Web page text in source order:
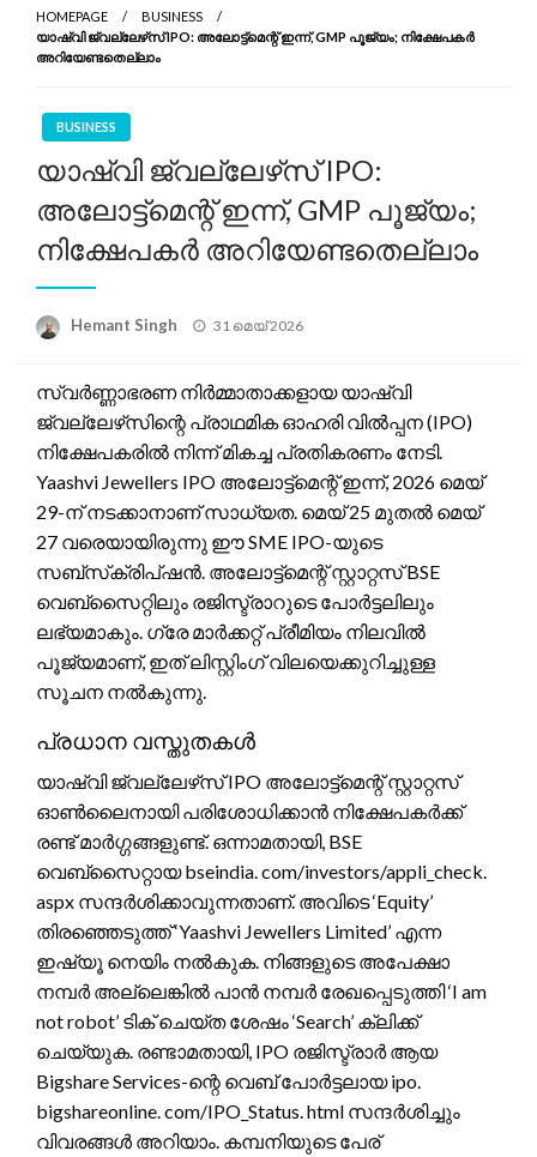
HOMEPAGE
BUSINESS
യാഷ്വി ജ്വല്ലേഴ്‌സ് IPO: അലോട്ട്‌മെന്റ് ഇന്ന്, GMP പൂജ്യം; നിക്ഷേപകർ
അറിയേണ്ടതെല്ലാം
BUSINESS
യാഷ്വി ജ്വല്ലേഴ്‌സ് IPO:
അലോട്ട്‌മെന്റ് ഇന്ന്, GMP പൂജ്യം;
നിക്ഷേപകർ അറിയേണ്ടതെല്ലാം
Hemant Singh
Posted
31 മെയ്‌ 2026
സ്വർണ്ണാഭരണ നിർമ്മാതാക്കളായ യാഷ്വി
ജ്വല്ലേഴ്‌സിന്റെ പ്രാഥമിക ഓഹരി വിൽപ്പന (IPO)
നിക്ഷേപകരിൽ നിന്ന് മികച്ച പ്രതികരണം നേടി.
Yaashvi Jewellers IPO അലോട്ട്‌മെന്റ് ഇന്ന്, 2026 മെയ്
29-ന് നടക്കാനാണ് സാധ്യത. മെയ് 25 മുതൽ മെയ്
27 വരെയായിരുന്നു ഈ SME IPO-യുടെ
സബ്‌സ്‌ക്രിപ്‌ഷൻ. അലോട്ട്‌മെന്റ് സ്റ്റാറ്റസ് BSE
വെബ്‌സൈറ്റിലും രജിസ്ട്രാറുടെ പോർട്ടലിലും
ലഭ്യമാകും. ഗ്രേ മാർക്കറ്റ് പ്രീമിയം നിലവിൽ
പൂജ്യമാണ്, ഇത് ലിസ്റ്റിംഗ് വിലയെക്കുറിച്ചുള്ള
സൂചന നൽകുന്നു.
പ്രധാന വസ്തുതകൾ
യാഷ്വി ജ്വല്ലേഴ്‌സ് IPO അലോട്ട്‌മെന്റ് സ്റ്റാറ്റസ്
ഓൺലൈനായി പരിശോധിക്കാൻ നിക്ഷേപകർക്ക്
രണ്ട് മാർഗ്ഗങ്ങളുണ്ട്. ഒന്നാമതായി, BSE
വെബ്സൈറ്റായ bseindia. com/investors/appli_check.
aspx സന്ദർശിക്കാവുന്നതാണ്. അവിടെ ‘Equity’
തിരഞ്ഞെടുത്ത് ‘Yaashvi Jewellers Limited’ എന്ന
ഇഷ്യൂ നെയിം നൽകുക. നിങ്ങളുടെ അപേക്ഷാ
നമ്പർ അല്ലെങ്കിൽ പാൻ നമ്പർ രേഖപ്പെടുത്തി ‘I am
not robot’ ടിക് ചെയ്ത ശേഷം ‘Search’ ക്ലിക്ക്
ചെയ്യുക. രണ്ടാമതായി, IPO രജിസ്ട്രാർ ആയ
Bigshare Services-ന്റെ വെബ് പോർട്ടലായ ipo.
bigshareonline. com/IPO_Status. html സന്ദർശിച്ചും
വിവരങ്ങൾ അറിയാം. കമ്പനിയുടെ പേര്